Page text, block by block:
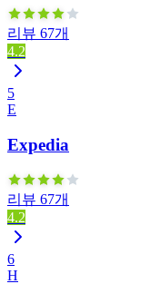
리뷰 67개
4.2
5
E
Expedia
리뷰 67개
4.2
6
H